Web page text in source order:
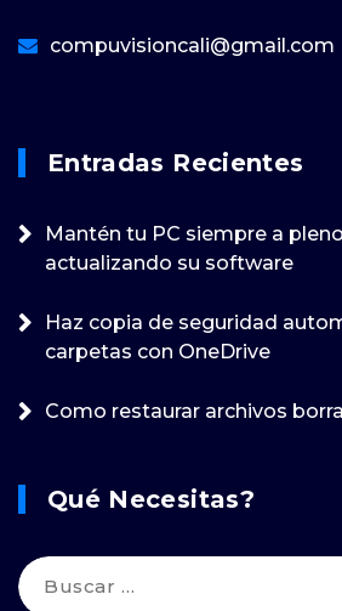
compuvisioncali@gmail.com
Entradas Recientes
Mantén tu PC siempre a
actualizando su software
Haz copia de seguridad
carpetas con OneDrive
Como restaurar archivos
Qué Necesitas?
Buscar: